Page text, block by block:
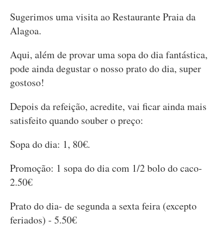
Sugerimos uma visita ao Restaurante Praia da
Alagoa.
Aqui, além de provar uma sopa do dia fantástica,
pode ainda degustar o nosso prato do dia, super
gostoso!
Depois da refeição, acredite, vai ficar ainda mais
satisfeito quando souber o preço:
Sopa do dia: 1, 80€.
Promoção: 1 sopa do dia com 1/2 bolo do caco-
2.50€
Prato do dia- de segunda a sexta feira (excepto
feriados) - 5.50€